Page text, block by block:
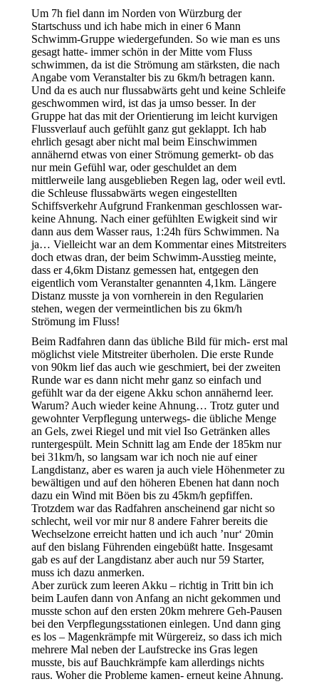
Um 7h fiel dann im Norden von Würzburg der
Startschuss und ich habe mich in einer 6 Mann
Schwimm-Gruppe wiedergefunden. So wie man es uns
gesagt hatte- immer schön in der Mitte vom Fluss
schwimmen, da ist die Strömung am stärksten, die nach
Angabe vom Veranstalter bis zu 6km/h betragen kann.
Und da es auch nur flussabwärts geht und keine Schleife
geschwommen wird, ist das ja umso besser. In der
Gruppe hat das mit der Orientierung im leicht kurvigen
Flussverlauf auch gefühlt ganz gut geklappt. Ich hab
ehrlich gesagt aber nicht mal beim Einschwimmen
annähernd etwas von einer Strömung gemerkt- ob das
nur mein Gefühl war, oder geschuldet an dem
mittlerweile lang ausgeblieben Regen lag, oder weil evtl.
die Schleuse flussabwärts wegen eingestellten
Schiffsverkehr Aufgrund Frankenman geschlossen war-
keine Ahnung. Nach einer gefühlten Ewigkeit sind wir
dann aus dem Wasser raus, 1:24h fürs Schwimmen. Na
ja… Vielleicht war an dem Kommentar eines Mitstreiters
doch etwas dran, der beim Schwimm-Ausstieg meinte,
dass er 4,6km Distanz gemessen hat, entgegen den
eigentlich vom Veranstalter genannten 4,1km. Längere
Distanz musste ja von vornherein in den Regularien
stehen, wegen der vermeintlichen bis zu 6km/h
Strömung im Fluss!
Beim Radfahren dann das übliche Bild für mich- erst mal
möglichst viele Mitstreiter überholen. Die erste Runde
von 90km lief das auch wie geschmiert, bei der zweiten
Runde war es dann nicht mehr ganz so einfach und
gefühlt war da der eigene Akku schon annähernd leer.
Warum? Auch wieder keine Ahnung… Trotz guter und
gewohnter Verpflegung unterwegs- die übliche Menge
an Gels, zwei Riegel und mit viel Iso Getränken alles
runtergespült. Mein Schnitt lag am Ende der 185km nur
bei 31km/h, so langsam war ich noch nie auf einer
Langdistanz, aber es waren ja auch viele Höhenmeter zu
bewältigen und auf den höheren Ebenen hat dann noch
dazu ein Wind mit Böen bis zu 45km/h gepfiffen.
Trotzdem war das Radfahren anscheinend gar nicht so
schlecht, weil vor mir nur 8 andere Fahrer bereits die
Wechselzone erreicht hatten und ich auch ’nur‘ 20min
auf den bislang Führenden eingebüßt hatte. Insgesamt
gab es auf der Langdistanz aber auch nur 59 Starter,
muss ich dazu anmerken.
Aber zurück zum leeren Akku – richtig in Tritt bin ich
beim Laufen dann von Anfang an nicht gekommen und
musste schon auf den ersten 20km mehrere Geh-Pausen
bei den Verpflegungsstationen einlegen. Und dann ging
es los – Magenkrämpfe mit Würgereiz, so dass ich mich
mehrere Mal neben der Laufstrecke ins Gras legen
musste, bis auf Bauchkrämpfe kam allerdings nichts
raus. Woher die Probleme kamen- erneut keine Ahnung.